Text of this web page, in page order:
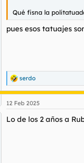
Qué fisna la
pues esos tatuajes
R
e
a
c
i
serdo
12 Feb 2025
Lo de los 2 años a